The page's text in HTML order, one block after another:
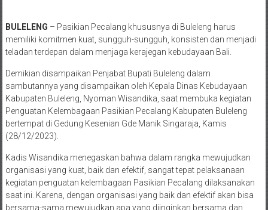
BULELENG – Pasikian Pecalang khususnya di Buleleng harus
memiliki komitmen kuat, sungguh-sungguh, konsisten dan menjadi
teladan terdepan dalam menjaga kerajegan kebudayaan Bali.
Demikian disampaikan Penjabat Bupati Buleleng dalam
sambutannya yang disampaikan oleh Kepala Dinas Kebudayaan
Kabupaten Buleleng, Nyoman Wisandika, saat membuka kegiatan
Penguatan Kelembagaan Pasikian Pecalang Kabupaten Buleleng
bertempat di Gedung Kesenian Gde Manik Singaraja, Kamis
(28/12/2023).
Kadis Wisandika menegaskan bahwa dalam rangka mewujudkan
organisasi yang kuat, baik dan efektif, sangat tepat pelaksanaan
kegiatan penguatan kelembagaan Pasikian Pecalang dilaksanakan
saat ini. Karena, dengan organisasi yang baik dan efektif akan bisa
bersama-sama mewujudkan apa yang diinginkan bersama dan